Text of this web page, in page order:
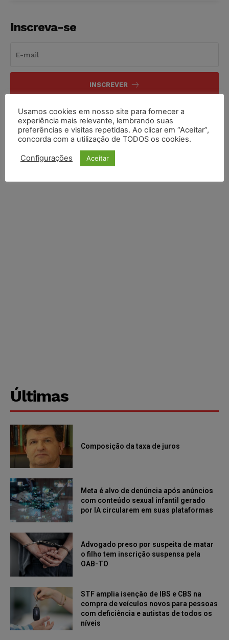
Inscreva-se
INSCREVER
Li e aceito aPolítica de Privacidade.
Últimas
Composição da taxa de juros
Meta é alvo de denúncia após anúncios
com conteúdo sexual infantil gerado
por IA circularem em suas plataformas
Advogado preso por suspeita de matar
o filho tem inscrição suspensa pela
OAB-TO
STF amplia isenção de IBS e CBS na
compra de veículos novos para pessoas
com deficiência e autistas de todos os
níveis
Usamos cookies em nosso site para fornecer a
experiência mais relevante, lembrando suas
preferências e visitas repetidas. Ao clicar em “Aceitar”,
concorda com a utilização de TODOS os cookies.
Configurações Aceitar